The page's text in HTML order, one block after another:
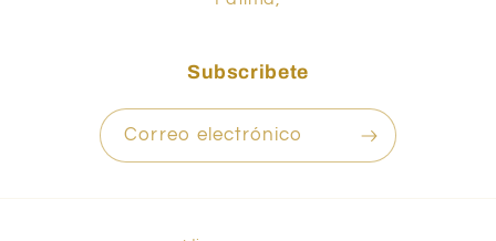
Subscribete
Correo electrónico